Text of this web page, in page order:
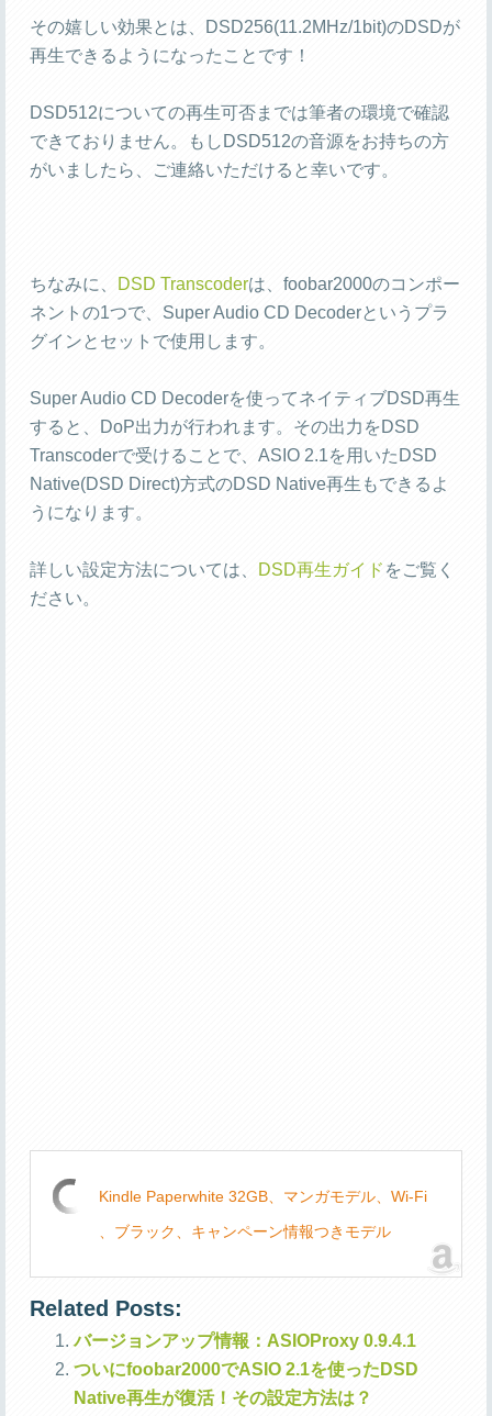
その嬉しい効果とは、DSD256(11.2MHz/1bit)のDSDが
再生できるようになったことです！
DSD512についての再生可否までは筆者の環境で確認
できておりません。もしDSD512の音源をお持ちの方
がいましたら、ご連絡いただけると幸いです。
ちなみに、 DSD Transcoderは、foobar2000のコンポー
ネントの1つで、Super Audio CD Decoderというプラ
グインとセットで使用します。
Super Audio CD Decoderを使ってネイティブDSD再生
すると、DoP出力が行われます。その出力をDSD
Transcoderで受けることで、ASIO 2.1を用いたDSD
Native(DSD Direct)方式のDSD Native再生もできるよ
うになります。
詳しい設定方法については、 DSD再生ガイド をご覧く
ださい。
Kindle Paperwhite 32GB、マンガモデル、Wi-Fi
、ブラック、キャンペーン情報つきモデル
Related Posts:
バージョンアップ情報：ASIOProxy 0.9.4.1
ついにfoobar2000でASIO 2.1を使ったDSD
Native再生が復活！その設定方法は？